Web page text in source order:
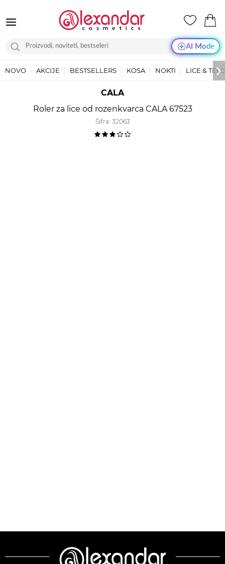
AI Mode
NOVO AKCIJE BESTSELLERS KOSA NOKTI LICE &
CALA
Roler za lice od rozenkvarca CALA 67523
Šifra: 32063